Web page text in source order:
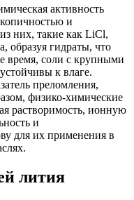
активность
и
них, такие как LiCl,
образуя гидраты, что
время, соли с крупными
к влаге.
преломления,
физико-химические
растворимость, ионную
и
для их применения в
лития